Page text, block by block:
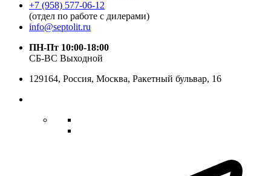
+7 (958) 577-06-12
(отдел по работе с дилерами)
info@septolit.ru
ПН-Пт 10:00-18:00
СБ-ВС Выходной
129164, Россия, Москва, Ракетный бульвар, 16